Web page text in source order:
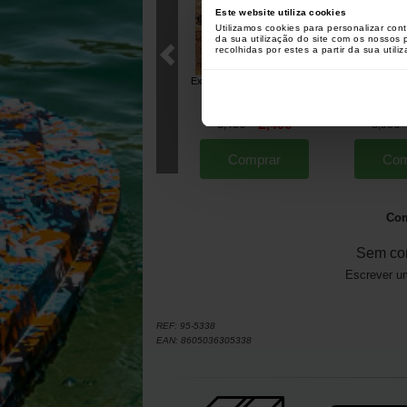
Este website utiliza cookies
Utilizamos cookies para personalizar
da sua utilização do site com os nossos
recolhidas por estes a partir da sua
Extra Carp Multi Clip (por 10)
3,40€ 2,40€
Comprar
8,90€
Sem
Escrever
REF: 95-5338
EAN: 8605036305338